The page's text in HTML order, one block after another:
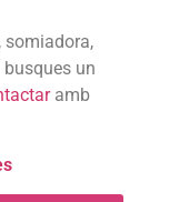
somiadora,
un
amb